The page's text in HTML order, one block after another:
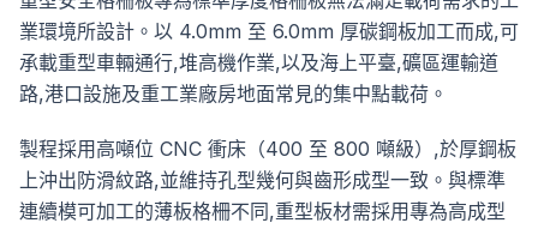
業環境所設計。以 4.0mm 至 6.0mm 厚碳鋼板加工而成,可
承載重型車輛通行,堆高機作業,以及海上平臺,礦區運輸道
路,港口設施及重工業廠房地面常見的集中點載荷。
製程採用高噸位 CNC 衝床（400 至 800 噸級）,於厚鋼板
上沖出防滑紋路,並維持孔型幾何與齒形成型一致。與標準
連續模可加工的薄板格柵不同,重型板材需採用專為高成型